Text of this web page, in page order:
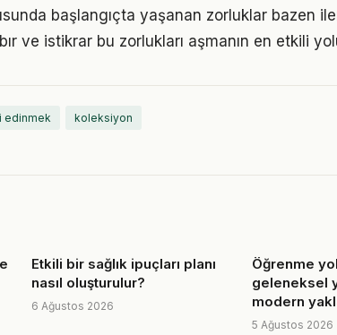
başlangıçta yaşanan zorluklar bazen
ve istikrar bu zorlukları aşmanın en etkili
edinmek koleksiyon
Etkili bir sağlık ipuçları planı
nasıl oluşturulur?
6 Ağustos 2026
Öğrenme
geleneksel
modern
5 Ağustos 2026